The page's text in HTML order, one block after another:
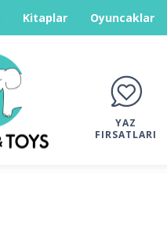
Kitaplar Oyuncaklar
YAZ
FIRSATLARI